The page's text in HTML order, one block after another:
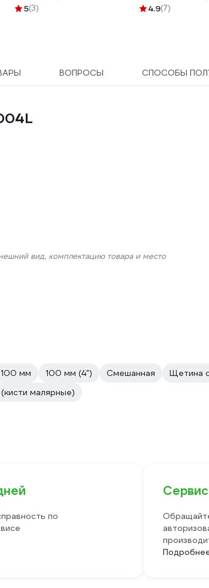
105126 ЭК000135628
5(3)
DEKOR 33 см 1391
4.9(7)
ВОПРОСЫ СПОСОБЫ
вид, комплектацию товара и место
100 мм 100 мм (4") Смешанная Щетина
малярные)
по